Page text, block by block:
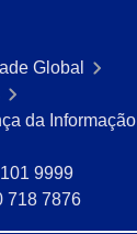
Global
da Informação
9999
718 7876